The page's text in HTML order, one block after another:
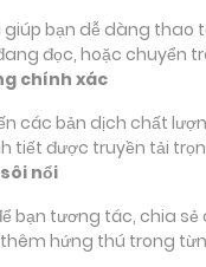
giúp bạn dễ dàng
đọc, hoặc chuyển
chính xác
bản dịch chất
tiết được truyền tải
nổi
bạn tương tác, chia
hứng thú trong